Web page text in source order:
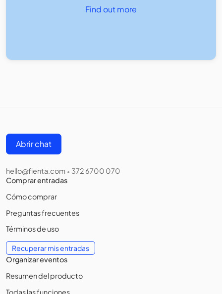
Find out more
Abrir chat
hello@fienta.com • 372 6700 070
Comprar entradas
Cómo comprar
Preguntas frecuentes
Términos de uso
Recuperar mis entradas
Organizar eventos
Resumen del producto
Todas las funciones